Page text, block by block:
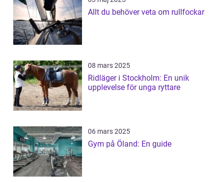
Allt du behöver veta om rullfockar
08 mars 2025
Ridläger i Stockholm: En unik
upplevelse för unga ryttare
06 mars 2025
Gym på Öland: En guide